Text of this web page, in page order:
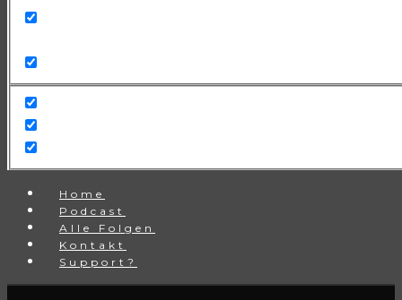
Home
Podcast
Alle Folgen
Kontakt
Support?